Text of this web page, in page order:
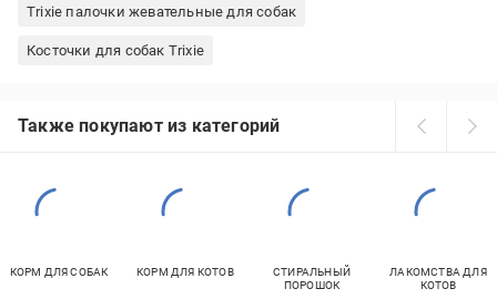
Trixie палочки жевательные для собак
Косточки для собак Trixie
Также покупают из категорий
КОРМ ДЛЯ СОБАК КОРМ ДЛЯ КОТОВ
СТИРАЛЬНЫЙ
ПОРОШОК
ЛАКОМСТВА ДЛЯ
КОТОВ